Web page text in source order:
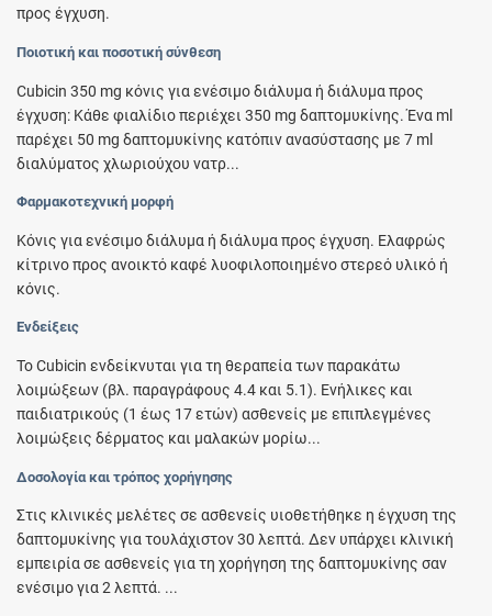
προς έγχυση.
Ποιοτική και ποσοτική σύνθεση
Cubicin 350 mg κόνις για ενέσιμο διάλυμα ή διάλυμα προς
έγχυση: Κάθε φιαλίδιο περιέχει 350 mg δαπτομυκίνης. Ένα ml
παρέχει 50 mg δαπτομυκίνης κατόπιν ανασύστασης με 7 ml
διαλύματος χλωριούχου νατρ...
Φαρμακοτεχνική μορφή
Κόνις για ενέσιμο διάλυμα ή διάλυμα προς έγχυση. Ελαφρώς
κίτρινο προς ανοικτό καφέ λυοφιλοποιημένο στερεό υλικό ή
κόνις.
Ενδείξεις
Το Cubicin ενδείκνυται για τη θεραπεία των παρακάτω
λοιμώξεων (βλ. παραγράφους 4.4 και 5.1). Eνήλικες και
παιδιατρικούς (1 έως 17 ετών) ασθενείς με επιπλεγμένες
λοιμώξεις δέρματος και μαλακών μορίω...
Δοσολογία και τρόπος χορήγησης
Στις κλινικές μελέτες σε ασθενείς υιοθετήθηκε η έγχυση της
δαπτομυκίνης για τουλάχιστον 30 λεπτά. Δεν υπάρχει κλινική
εμπειρία σε ασθενείς για τη χορήγηση της δαπτομυκίνης σαν
ενέσιμο για 2 λεπτά. ...